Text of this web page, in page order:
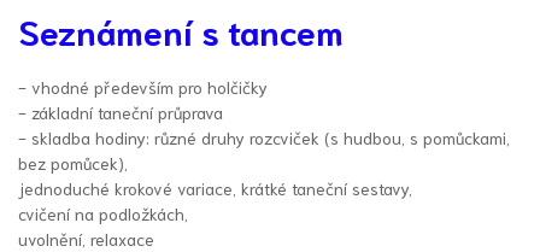
Seznámení s tancem
- vhodné především pro holčičky
- základní taneční průprava
- skladba hodiny: různé druhy rozcviček (s hudbou, s pomůckami,
bez pomůcek),
jednoduché krokové variace, krátké taneční sestavy,
cvičení na podložkách,
uvolnění, relaxace